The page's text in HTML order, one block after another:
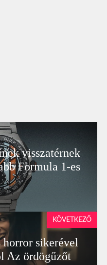
visszatérnek
Formula 1-es
horror sikerével
Az ördögűzőt
KÖVETKEZŐ